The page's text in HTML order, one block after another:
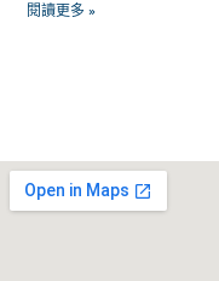
閱讀更多 »